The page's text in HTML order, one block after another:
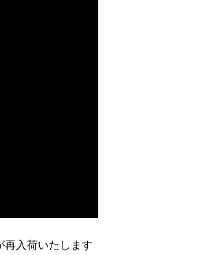
再入荷いたします